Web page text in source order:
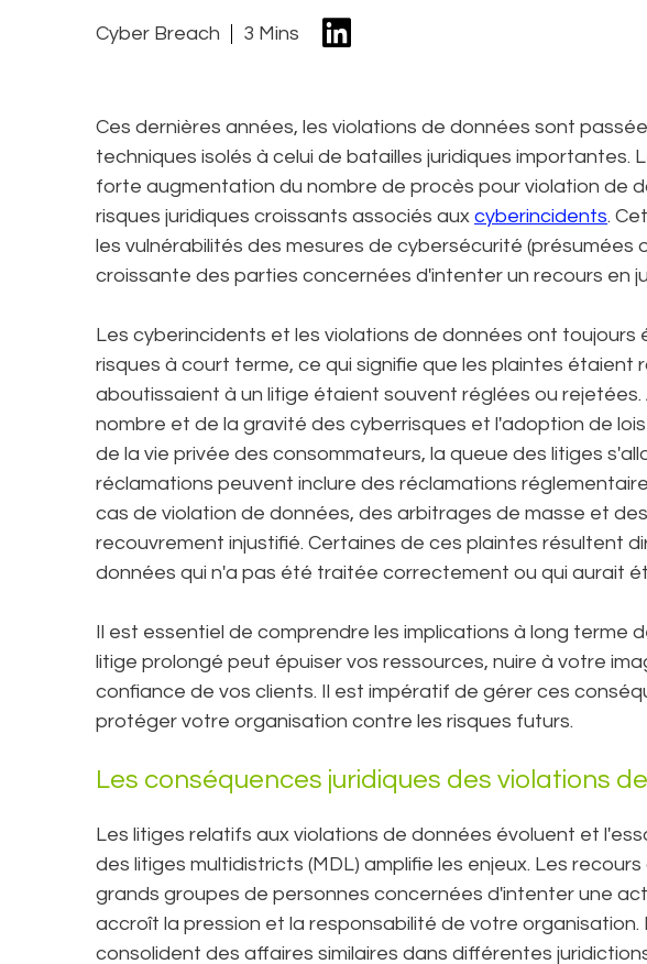
Cyber Breach 3 Mins
Ces dernières années, les violations de données sont
techniques isolés à celui de batailles juridiques importantes.
forte augmentation du nombre de procès pour violation de
risques juridiques croissants associés aux cyberincidents.
les vulnérabilités des mesures de cybersécurité (présumées
croissante des parties concernées d'intenter un recours en
Les cyberincidents et les violations de données ont toujours
risques à court terme, ce qui signifie que les plaintes étaient
aboutissaient à un litige étaient souvent réglées ou
nombre et de la gravité des cyberrisques et l'adoption de
de la vie privée des consommateurs, la queue des litiges
réclamations peuvent inclure des réclamations
cas de violation de données, des arbitrages de masse et
recouvrement injustifié. Certaines de ces plaintes résultent
données qui n'a pas été traitée correctement ou qui aurait
Il est essentiel de comprendre les implications à long terme
litige prolongé peut épuiser vos ressources, nuire à votre
confiance de vos clients. Il est impératif de gérer ces
protéger votre organisation contre les risques futurs.
Les conséquences juridiques des violations
Les litiges relatifs aux violations de données évoluent et
des litiges multidistricts (MDL) amplifie les enjeux. Les
grands groupes de personnes concernées d'intenter une
accroît la pression et la responsabilité de votre organisation.
consolident des affaires similaires dans différentes